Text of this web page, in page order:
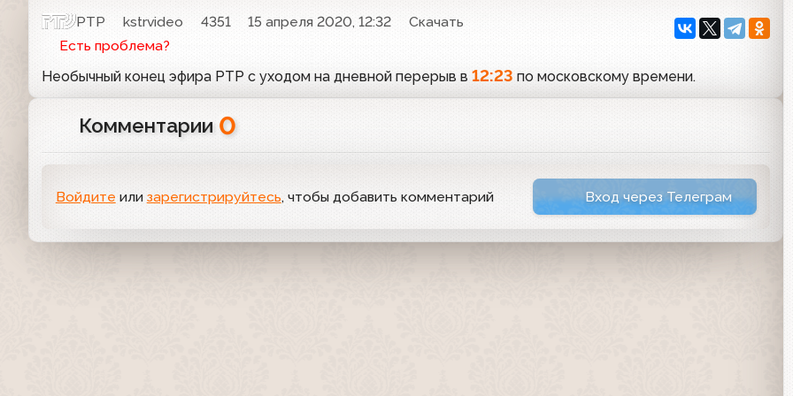
РТР kstrvideo 4351 15 апреля 2020, 12:32
Скачать
Есть проблема?
Необычный конец эфира РТР с уходом на дневной перерыв в 12:23 по московскому времени.
Комментарии 0
Войдите или зарегистрируйтесь, чтобы добавить комментарий Вход через Телеграм